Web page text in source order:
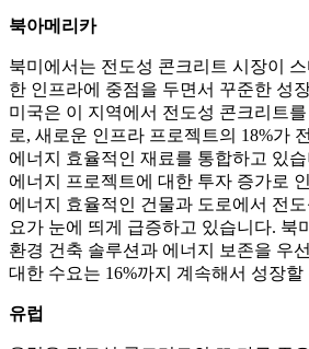
북아메리카
북미에서는 전도성 콘크리트 시장이
한 인프라에 중점을 두면서 꾸준한 성
미국은 이 지역에서 전도성 콘크리트
로, 새로운 인프라 프로젝트의 18%가
에너지 효율적인 재료를 통합하고 있
에너지 프로젝트에 대한 투자 증가로
에너지 효율적인 건물과 도로에서 전
요가 눈에 띄게 급증하고 있습니다. 북
환경 건축 솔루션과 에너지 보존을 우
대한 수요는 16%까지 계속해서 성장
유럽